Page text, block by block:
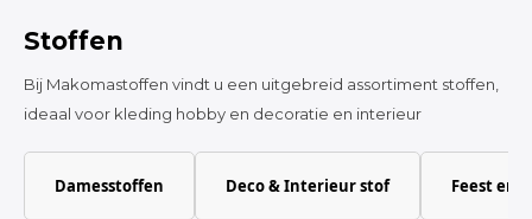
Stoffen
Bij Makomastoffen vindt u een uitgebreid assortiment stoffen,
ideaal voor kleding hobby en decoratie en interieur
Damesstoffen Deco & Interieur stof Feest en